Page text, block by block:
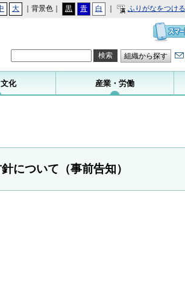
大 ｜背景色｜ 黒 青 白 ふりがなをつける
組織から探す
化 産業・労働
について（事前告知）